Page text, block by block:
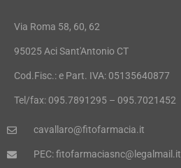
Via Roma 58, 60, 62
95025 Aci Sant'Antonio CT
Cod.Fisc.: e Part. IVA: 05135640877
Tel/fax: 095.7891295 – 095.7021452
cavallaro@fitofarmacia.it
PEC: fitofarmaciasnc@legalmail.it